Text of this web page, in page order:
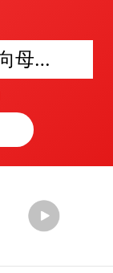
西华师范校友黄先生向母校捐赠1亿元